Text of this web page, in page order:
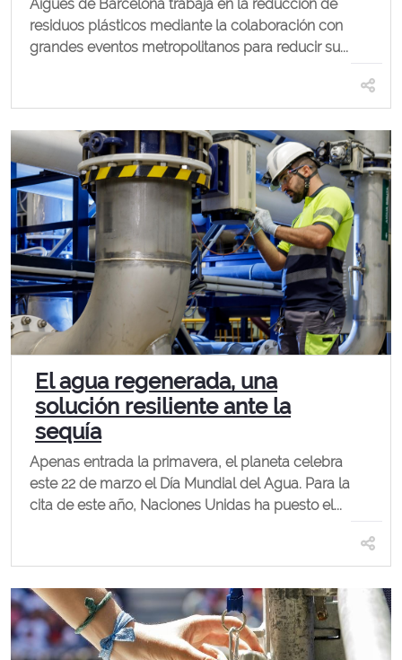
Aigües de Barcelona trabaja en la reducción de
residuos plásticos mediante la colaboración con
grandes eventos metropolitanos para reducir su...
El agua regenerada, una
solución resiliente ante la
sequía
Apenas entrada la primavera, el planeta celebra
este 22 de marzo el Día Mundial del Agua. Para la
cita de este año, Naciones Unidas ha puesto el...